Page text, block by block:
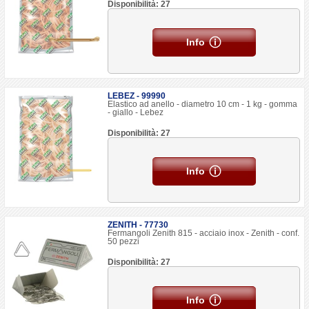
Disponibilità: 27
Info
LEBEZ - 99990
Elastico ad anello - diametro 10 cm - 1 kg - gomma
- giallo - Lebez
Disponibilità: 27
Info
ZENITH - 77730
Fermangoli Zenith 815 - acciaio inox - Zenith - conf.
50 pezzi
Disponibilità: 27
Info